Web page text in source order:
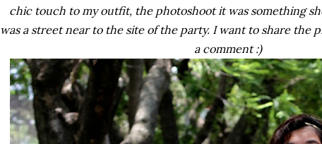
chic touch to my outfit, the photoshoot it was something
was a street near to the site of the party. I want to share the
a comment :)